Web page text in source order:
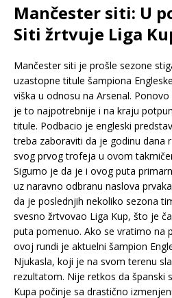
Mančester siti: U
Siti žrtvuje Liga
Mančester siti je prošle sezone
uzastopne titule šampiona
viška u odnosu na Arsenal.
je to najpotrebnije i na kraju
titule. Podbacio je engleski
treba zaboraviti da je godinu dana
svog prvog trofeja u ovom
Sigurno je da je i ovog puta
uz naravno odbranu naslova
da je poslednjih nekoliko sezona
svesno žrtvovao Liga Kup, što je
puta pomenuo. Ako se vratimo na
ovoj rundi je aktuelni šampion
Njukasla, koji je na svom terenu
rezultatom. Nije retkos da španski
Kupa počinje sa drastično